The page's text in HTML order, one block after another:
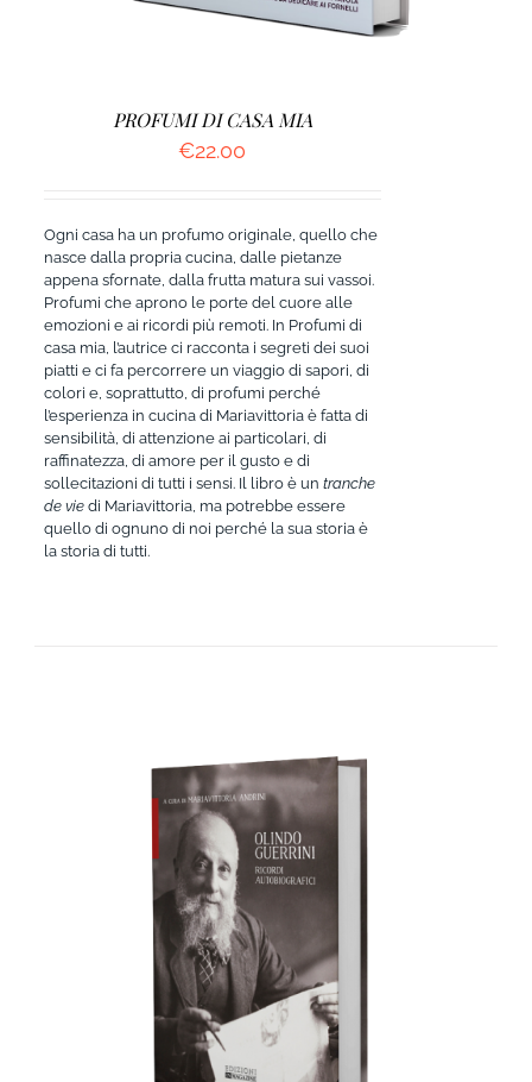
PROFUMI DI CASA MIA
€22.00
Ogni casa ha un profumo originale, quello che
nasce dalla propria cucina, dalle pietanze
appena sfornate, dalla frutta matura sui vassoi.
Profumi che aprono le porte del cuore alle
emozioni e ai ricordi più remoti. In Profumi di
casa mia, l’autrice ci racconta i segreti dei suoi
piatti e ci fa percorrere un viaggio di sapori, di
colori e, soprattutto, di profumi perché
l’esperienza in cucina di Mariavittoria è fatta di
sensibilità, di attenzione ai particolari, di
raffinatezza, di amore per il gusto e di
sollecitazioni di tutti i sensi. Il libro è un tranche
de vie di Mariavittoria, ma potrebbe essere
quello di ognuno di noi perché la sua storia è
la storia di tutti.
AGGIUNGI AL CARRELLO